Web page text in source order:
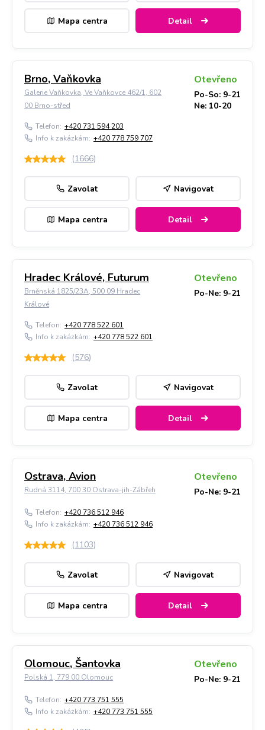
Mapa centra Detail
Brno, Vaňkovka
Galerie Vaňkovka, Ve Vaňkovce 462/1, 602
00 Brno-střed
Otevřeno
Po-So: 9-21
Ne: 10-20
Telefon: +420 731 594 203
Info k zakázkám: +420 778 759 707
(1666)
Zavolat Navigovat
Mapa centra Detail
Hradec Králové, Futurum
Brněnská 1825/23A, 500 09 Hradec
Králové
Otevřeno
Po-Ne: 9-21
Telefon: +420 778 522 601
Info k zakázkám: +420 778 522 601
(576)
Zavolat Navigovat
Mapa centra Detail
Ostrava, Avion
Rudná 3114, 700 30 Ostrava-jih-Zábřeh
Otevřeno
Po-Ne: 9-21
Telefon: +420 736 512 946
Info k zakázkám: +420 736 512 946
(1103)
Zavolat Navigovat
Mapa centra Detail
Olomouc, Šantovka
Polská 1, 779 00 Olomouc
Otevřeno
Po-Ne: 9-21
Telefon: +420 773 751 555
Info k zakázkám: +420 773 751 555